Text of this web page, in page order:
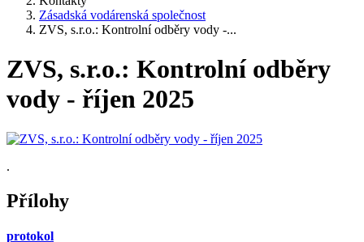
Zásadská vodárenská společnost
ZVS, s.r.o.: Kontrolní odběry vody -...
ZVS, s.r.o.: Kontrolní odběry
vody - říjen 2025
.
Přílohy
protokol